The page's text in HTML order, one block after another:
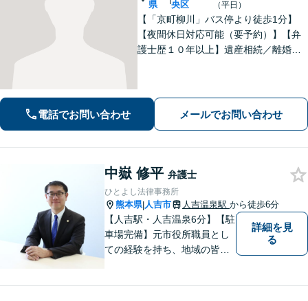
県 央区 （平日）
【「京町柳川」バス停より徒歩1分】
【夜間休日対応可能（要予約）】【弁
護士歴１０年以上】遺産相続／離婚・
す。お気軽にご相談ください。
電話でお問い合わせ メールでお問い合わせ
中嶽 修平 弁護士
ひとよし法律事務所
熊本県|人吉市 人吉温泉駅 から徒歩6分
【人吉駅・人吉温泉6分】【駐
車場完備】元市役所職員とし
ての経験を持ち、地域の皆さ
詳細を見
る